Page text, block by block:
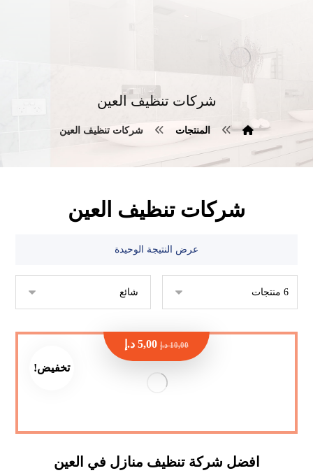
شركات تنظيف العين
المنتجات شركات تنظيف العين
شركات تنظيف العين
عرض النتيجة الوحيدة
تخفيض!
افضل شركة تنظيف منازل في العين
10,00 د.إ 5,00 د.إ